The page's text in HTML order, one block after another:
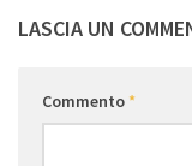
LASCIA UN
Commento*